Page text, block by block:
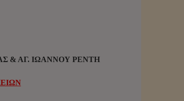
& ΑΓ. ΙΩΑΝΝΟΥ ΡΕΝΤΗ